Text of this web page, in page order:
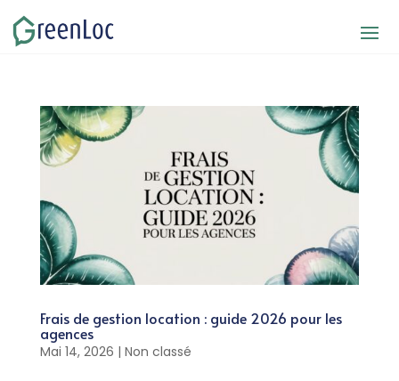
Frais de gestion location : guide 2026 pour les
agences
Mai 14, 2026 | Non classé